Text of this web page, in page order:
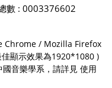
數 : 0003376602
Chrome / Mozilla Firefox
顯示效果為1920*1080 )
音樂學系，請詳見 使用